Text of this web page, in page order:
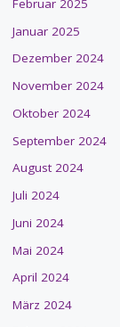
Februar 2025
Januar 2025
Dezember 2024
November 2024
Oktober 2024
September 2024
August 2024
Juli 2024
Juni 2024
Mai 2024
April 2024
März 2024